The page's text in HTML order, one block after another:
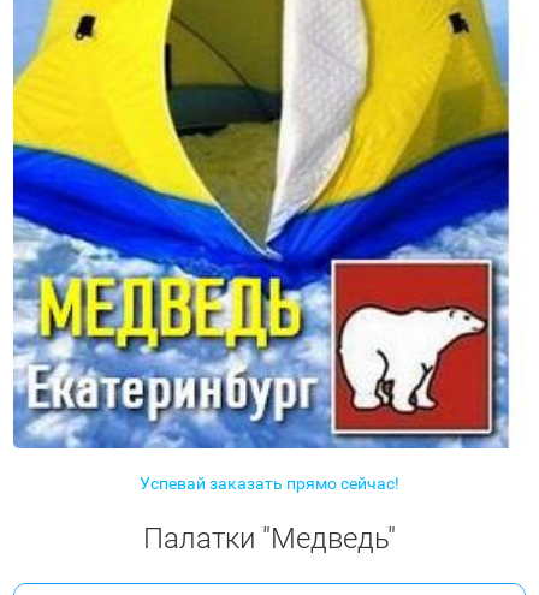
Успевай заказать прямо сейчас!
Палатки "Медведь"